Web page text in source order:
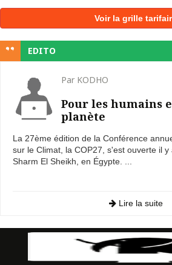
Voir la grille
EDITO
Par KODHO
Pour les humains
planète
La 27ème édition de la Conférence
sur le Climat, la COP27, s'est ouverte il
Sharm El Sheikh, en Égypte. ...
Lire la suite